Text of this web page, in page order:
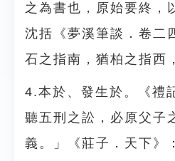
之為書也，原始要終，
沈括《夢溪筆談．卷二
石之指南，猶柏之指西
4.本於、發生於。《禮
聽五刑之訟，必原父子
義。」《莊子．天下》